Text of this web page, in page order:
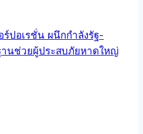
ร์ปอเรชั่น ผนึกกำลังรัฐ-
านช่วยผู้ประสบภัยหาดใหญ่